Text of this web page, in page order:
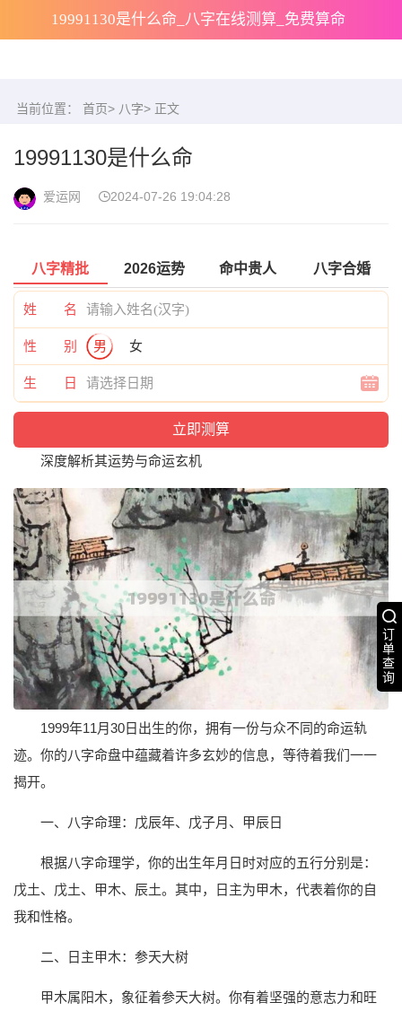
19991130是什么命_八字在线测算_免费算命
订
单
查
询
当前位置： 首页> 八字> 正文
19991130是什么命
爱运网 2024-07-26 19:04:28
八字精批 2026运势 命中贵人 八字合婚
姓 名
性 别 男 女
生 日
深度解析其运势与命运玄机
1999年11月30日出生的你，拥有一份与众不同的命运轨
迹。你的八字命盘中蕴藏着许多玄妙的信息，等待着我们一一
揭开。
一、八字命理：戊辰年、戊子月、甲辰日
根据八字命理学，你的出生年月日时对应的五行分别是：
戊土、戊土、甲木、辰土。其中，日主为甲木，代表着你的自
我和性格。
二、日主甲木：参天大树
甲木属阳木，象征着参天大树。你有着坚强的意志力和旺